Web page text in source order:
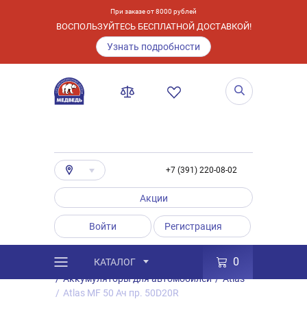
При заказе от 8000 рублей
ВОСПОЛЬЗУЙТЕСЬ БЕСПЛАТНОЙ ДОСТАВКОЙ!
Узнать подробности
+7 (391) 220-08-02
Акции
Войти Регистрация
КАТАЛОГ 0
Каталог / Товары
Аккумуляторы
/ Аккумуляторы для автомобилей / Atlas
/ Atlas MF 50 Ач пр. 50D20R